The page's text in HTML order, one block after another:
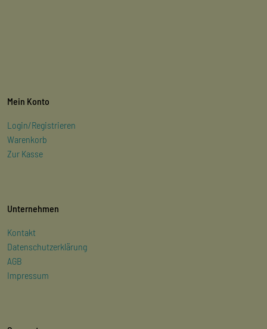
Mein Konto
Login/Registrieren
Warenkorb
Zur Kasse
Unternehmen
Kontakt
Datenschutzerklärung
AGB
Impressum